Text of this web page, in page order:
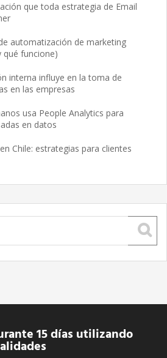
que toda estrategia de Email
automatización de marketing
qué funcione)
interna influye en la toma de
en las empresas
usa People Analytics para
en datos
Chile: estrategias para clientes
15 días utilizando